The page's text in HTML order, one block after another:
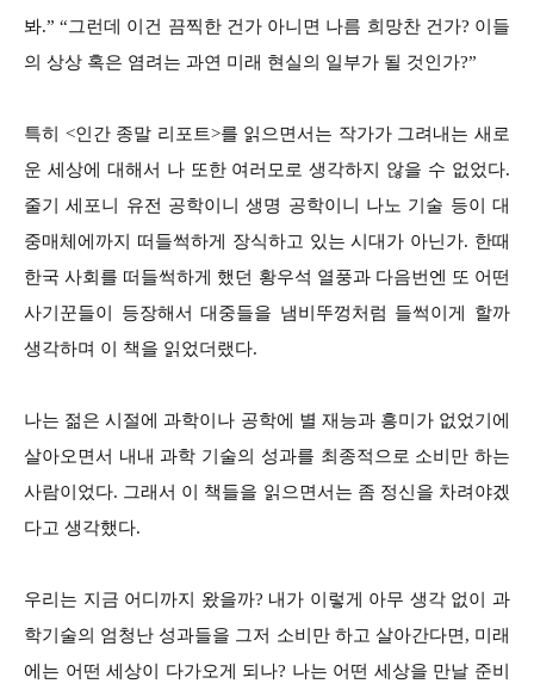
봐.” “그런데 이건 끔찍한 건가 아니면 나름 희망찬 건가? 이들
의 상상 혹은 염려는 과연 미래 현실의 일부가 될 것인가?”
특히 <인간 종말 리포트>를 읽으면서는 작가가 그려내는 새로
운 세상에 대해서 나 또한 여러모로 생각하지 않을 수 없었다.
줄기 세포니 유전 공학이니 생명 공학이니 나노 기술 등이 대
중매체에까지 떠들썩하게 장식하고 있는 시대가 아닌가. 한때
한국 사회를 떠들썩하게 했던 황우석 열풍과 다음번엔 또 어떤
사기꾼들이 등장해서 대중들을 냄비뚜껑처럼 들썩이게 할까
생각하며 이 책을 읽었더랬다.
나는 젊은 시절에 과학이나 공학에 별 재능과 흥미가 없었기에
살아오면서 내내 과학 기술의 성과를 최종적으로 소비만 하는
사람이었다. 그래서 이 책들을 읽으면서는 좀 정신을 차려야겠
다고 생각했다.
우리는 지금 어디까지 왔을까? 내가 이렇게 아무 생각 없이 과
학기술의 엄청난 성과들을 그저 소비만 하고 살아간다면, 미래
에는 어떤 세상이 다가오게 되나? 나는 어떤 세상을 만날 준비